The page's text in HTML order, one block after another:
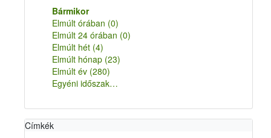
Bármikor
Elmúlt órában (0)
Elmúlt 24 órában (0)
Elmúlt hét (4)
Elmúlt hónap (23)
Elmúlt év (280)
Egyéni időszak…
Címkék